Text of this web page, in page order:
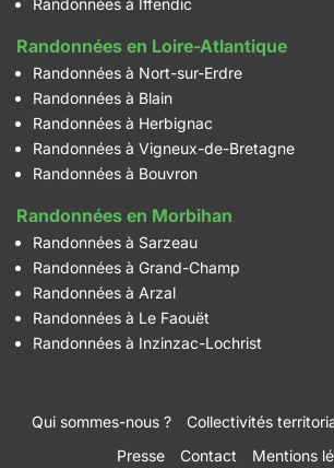
Randonnées à Iffendic
Randonnées en Loire-Atlantique
Randonnées à Nort-sur-Erdre
Randonnées à Blain
Randonnées à Herbignac
Randonnées à Vigneux-de-Bretagne
Randonnées à Bouvron
Randonnées en Morbihan
Randonnées à Sarzeau
Randonnées à Grand-Champ
Randonnées à Arzal
Randonnées à Le Faouët
Randonnées à Inzinzac-Lochrist
Qui sommes-nous ? Collectivités
Presse
Contact Mentions